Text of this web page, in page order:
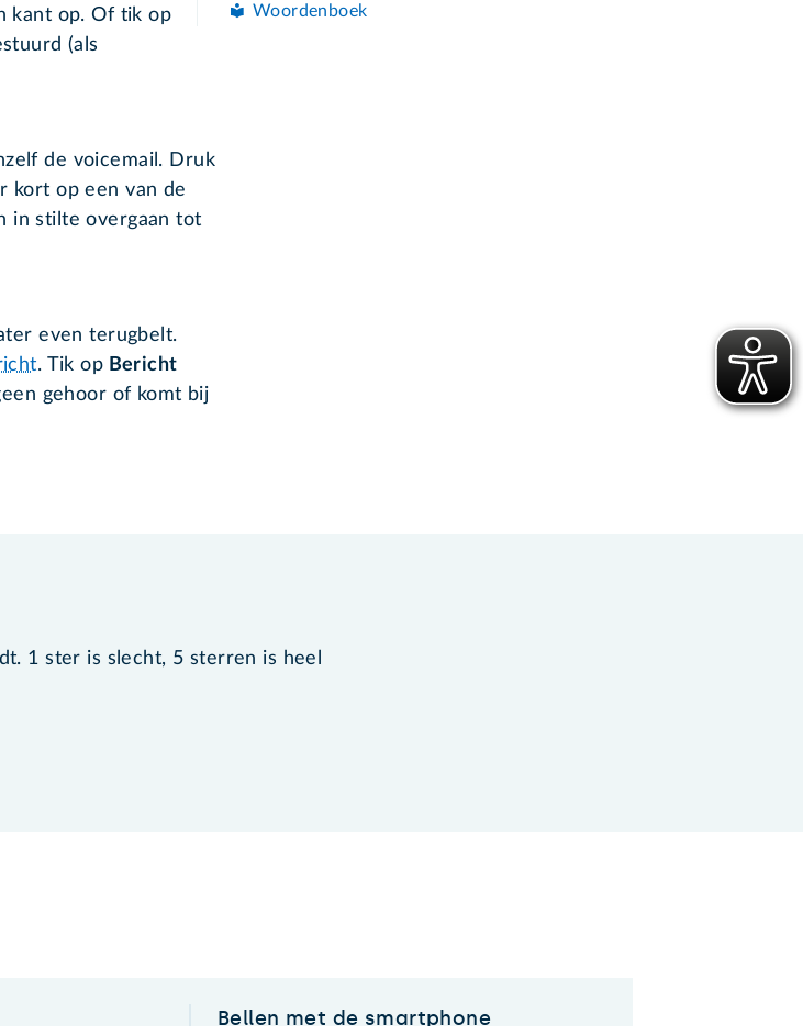
kant op. Of tik op
(als
de voicemail. Druk
kort op een van de
in stilte overgaan tot
even terugbelt.
. Tik op Bericht
gehoor of komt bij
Woordenboek
1 ster is slecht, 5 sterren is heel
Bellen met de smartphone